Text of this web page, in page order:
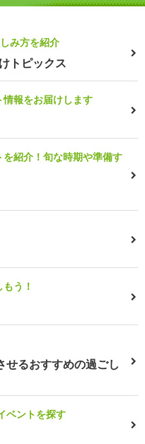
み方を紹介
トピックス
報をお届けします
紹介！旬な時期や準備す
う！
せるおすすめの過ごし
ベントを探す